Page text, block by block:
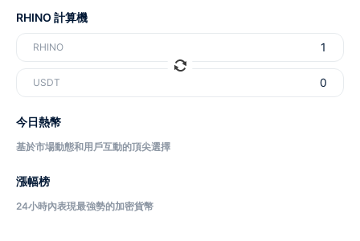
RHINO 計算機
RHINO
USDT
今日熱幣
基於市場動態和用戶互動的頂尖選擇
漲幅榜
24小時內表現最強勢的加密貨幣